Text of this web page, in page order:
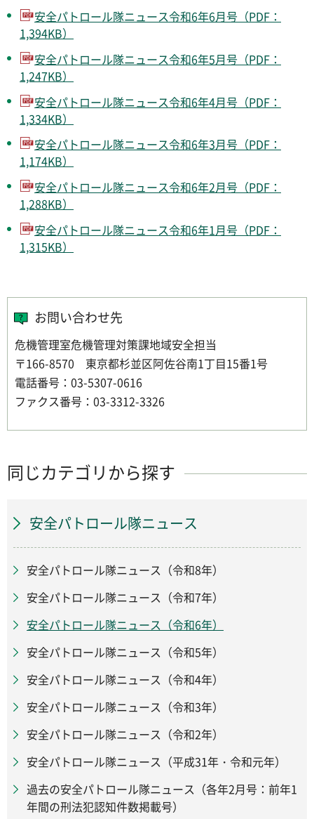
安全パトロール隊ニュース令和6年6月号（PDF：
1,394KB）
安全パトロール隊ニュース令和6年5月号（PDF：
1,247KB）
安全パトロール隊ニュース令和6年4月号（PDF：
1,334KB）
安全パトロール隊ニュース令和6年3月号（PDF：
1,174KB）
安全パトロール隊ニュース令和6年2月号（PDF：
1,288KB）
安全パトロール隊ニュース令和6年1月号（PDF：
1,315KB）
お問い合わせ先
危機管理室危機管理対策課地域安全担当
〒166-8570 東京都杉並区阿佐谷南1丁目15番1号
電話番号：03-5307-0616
ファクス番号：03-3312-3326
同じカテゴリから探す
安全パトロール隊ニュース
安全パトロール隊ニュース（令和8年）
安全パトロール隊ニュース（令和7年）
安全パトロール隊ニュース（令和6年）
安全パトロール隊ニュース（令和5年）
安全パトロール隊ニュース（令和4年）
安全パトロール隊ニュース（令和3年）
安全パトロール隊ニュース（令和2年）
安全パトロール隊ニュース（平成31年・令和元年）
過去の安全パトロール隊ニュース（各年2月号：前年1
年間の刑法犯認知件数掲載号）